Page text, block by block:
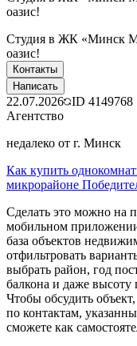
оазис!
Студия в ЖК «Минск
оазис!
Контакты
Написать
22.07.2026 ID 4149768
Агентство
недалеко от г. Минск
Как купить
микрорайоне
Сделать это можно на
мобильном
база объектов
отфильтровать
выбрать район, год
балкона и даже высоту
Чтобы обсудить
по контактам,
сможете как